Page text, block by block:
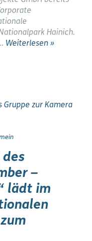
Hainich.
Weiterlesen »
–
lädt im